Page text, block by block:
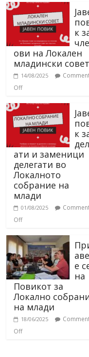
к
ови на Локален
младински совет
14/08/2025
Off
к
ати и заменици
делегати во
Локалното
собрание на
млади
01/08/2025
Off
е
на
Повикот за
Локално
на млади
18/06/2025
Off